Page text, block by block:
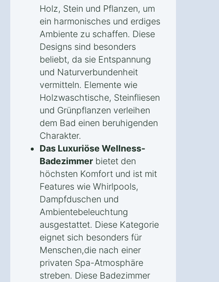
Holz, Stein und Pflanzen, um
ein harmonisches und erdiges
Ambiente zu schaffen. Diese
Designs sind besonders
beliebt, da sie Entspannung
und Naturverbundenheit
vermitteln. Elemente wie
Holzwaschtische, Steinfliesen
und Grünpflanzen verleihen
dem Bad einen beruhigenden
Charakter.
Das Luxuriöse Wellness-
Badezimmer bietet den
höchsten Komfort und ist mit
Features wie Whirlpools,
Dampfduschen und
Ambientebeleuchtung
ausgestattet. Diese Kategorie
eignet sich besonders für
Menschen,die nach einer
privaten Spa-Atmosphäre
streben. Diese Badezimmer